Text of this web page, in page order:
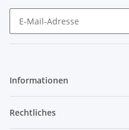
Informationen
Rechtliches